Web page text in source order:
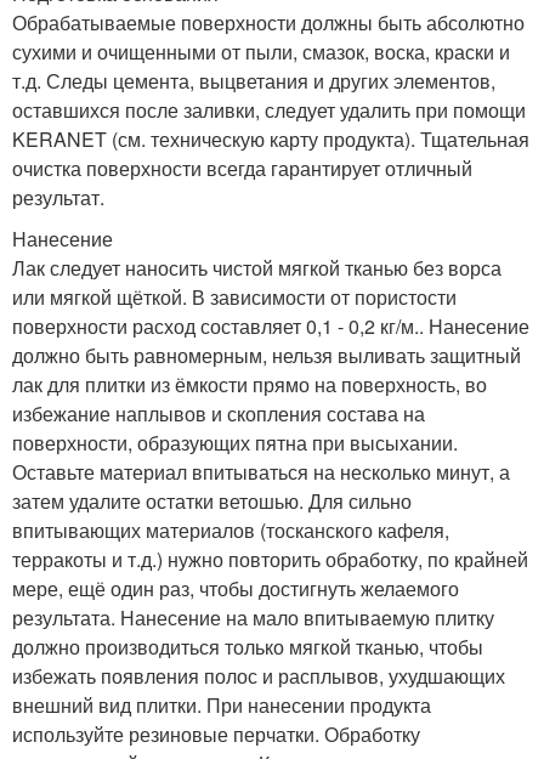
Обрабатываемые поверхности должны быть абсолютно
сухими и очищенными от пыли, смазок, воска, краски и
т.д. Следы цемента, выцветания и других элементов,
оставшихся после заливки, следует удалить при помощи
KERANET (см. техническую карту продукта). Тщательная
очистка поверхности всегда гарантирует отличный
результат.
Нанесение
Лак следует наносить чистой мягкой тканью без ворса
или мягкой щёткой. В зависимости от пористости
поверхности расход составляет 0,1 - 0,2 кг/м.. Нанесение
должно быть равномерным, нельзя выливать защитный
лак для плитки из ёмкости прямо на поверхность, во
избежание наплывов и скопления состава на
поверхности, образующих пятна при высыхании.
Оставьте материал впитываться на несколько минут, а
затем удалите остатки ветошью. Для сильно
впитывающих материалов (тосканского кафеля,
терракоты и т.д.) нужно повторить обработку, по крайней
мере, ещё один раз, чтобы достигнуть желаемого
результата. Нанесение на мало впитываемую плитку
должно производиться только мягкой тканью, чтобы
избежать появления полос и расплывов, ухудшающих
внешний вид плитки. При нанесении продукта
используйте резиновые перчатки. Обработку